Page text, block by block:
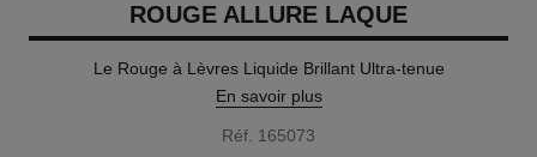
ROUGE ALLURE LAQUE
Le Rouge à Lèvres Liquide Brillant Ultra-tenue
En savoir plus
Réf. 165073